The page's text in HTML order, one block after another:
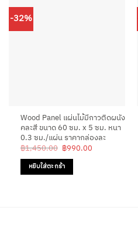
-32%
Wood Panel แผ่นไม้มีกาวติดผนัง
คละสี ขนาด 60 ซม. x 5 ซม. หนา
0.3 ซม./แผ่น ราคากล่องละ
฿1,450.00 Original
price
was:
฿1,450.00.
฿990.00Current
หยิบใส่ตะกร้า